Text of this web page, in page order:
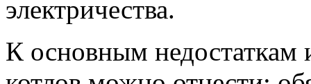
электричества.
К основным недостаткам